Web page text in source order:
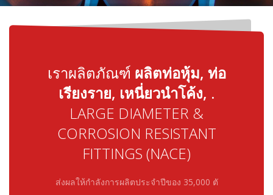
เราผลิตภัณฑ์ ผลิตท่อหุ้ม, ท่อ
เรียงราย, เหนี่ยวนำโค้ง, .
LARGE DIAMETER &
CORROSION RESISTANT
FITTINGS (NACE)
ส่งผลให้กำลังการผลิตประจำปีของ 35,000 ตั